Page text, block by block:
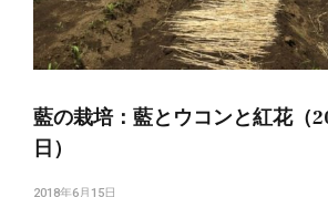
藍の栽培：藍とウコンと紅花（
日）
2018年6月15日